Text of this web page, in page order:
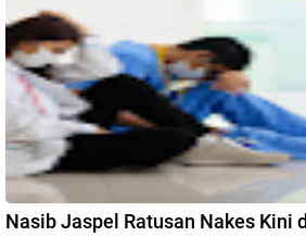
Nasib Jaspel Ratusan Nakes Kini